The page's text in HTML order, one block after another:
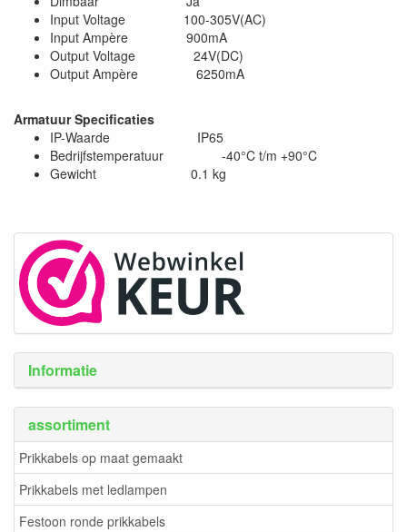
Informatie
assortiment
Prikkabels op maat gemaakt
Prikkabels met ledlampen
Festoon ronde prikkabels
Input Voltage 100-305V(AC)
Input Ampère 900mA
Output Voltage 24V(DC)
Output Ampère 6250mA
Armatuur Specificaties
IP-Waarde IP65
Bedrijfstemperatuur -40°C t/m +90°C
Gewicht 0.1 kg